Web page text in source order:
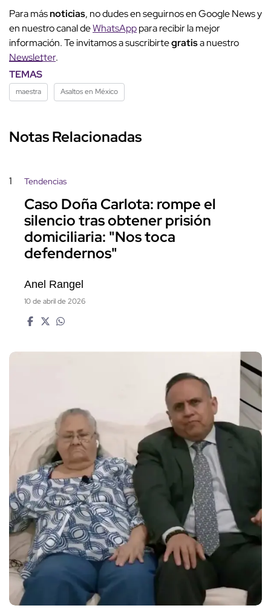
Para másnoticias, no dudes en seguirnos en Google News y
en nuestro canal deWhatsApppara recibir la mejor
información. Te invitamos a suscribirtegratisa nuestro
Newsletter.
TEMAS
maestra Asaltos en México
Notas Relacionadas
1 Tendencias
Caso Doña Carlota: rompe el
silencio tras obtener prisión
domiciliaria: "Nos toca
defendernos"
Anel Rangel
10 de abril de 2026